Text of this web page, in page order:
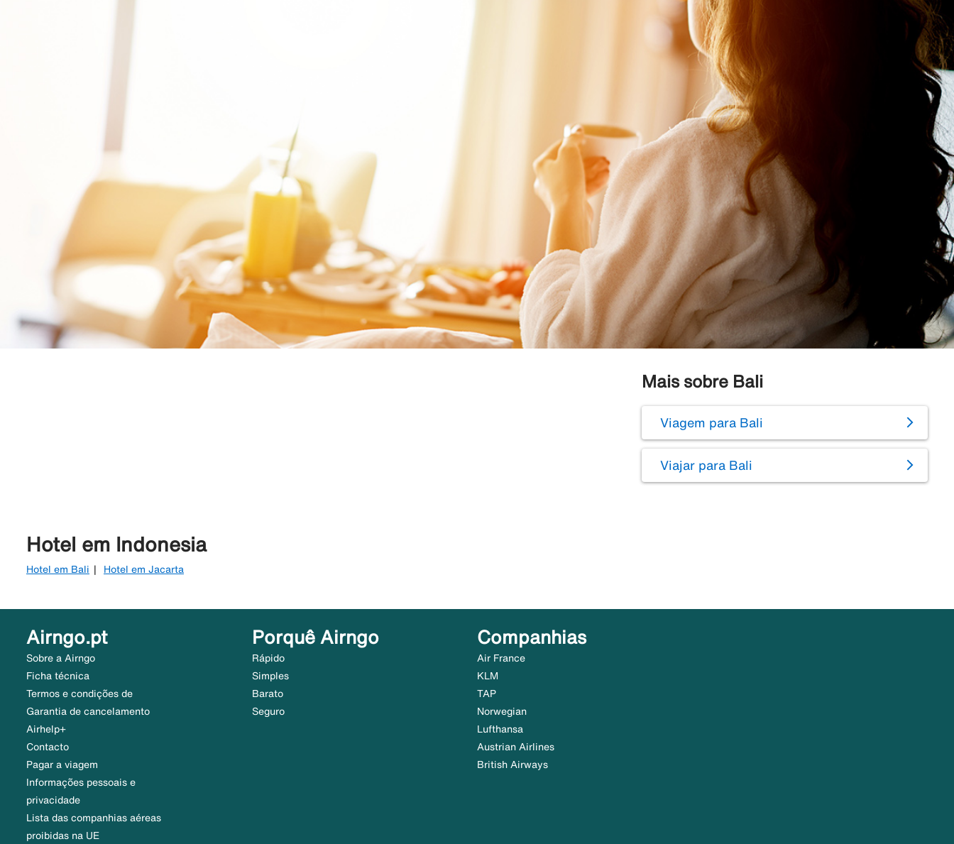
Mais sobre Bali
Viagem para Bali
Viajar para Bali
Hotel em Indonesia
Hotel em Bali Hotel em Jacarta
Airngo.pt
Sobre a Airngo
Ficha técnica
Termos e condições de
Garantia de cancelamento
Airhelp+
Contacto
Pagar a viagem
Informações pessoais e
privacidade
Lista das companhias aéreas
proibidas na UE
Porquê Airngo
Rápido
Simples
Barato
Seguro
Companhias
Air France
KLM
TAP
Norwegian
Lufthansa
Austrian Airlines
British Airways